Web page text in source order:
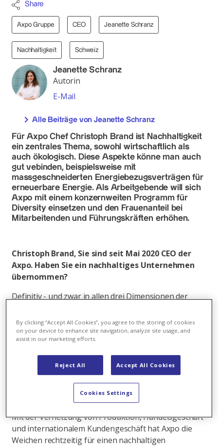
Share
Axpo Gruppe CEO Jeanette Schranz
Nachhaltigkeit Schweiz
Jeanette Schranz
Autorin
E-Mail
Alle Beiträge von Jeanette Schranz
Für Axpo Chef Christoph Brand ist Nachhaltigkeit
ein zentrales Thema, sowohl wirtschaftlich als
auch ökologisch. Diese Aspekte könne man auch
gut vebinden, beispielsweise mit
massgeschneiderten Energiebezugsverträgen für
erneuerbare Energie. Als Arbeitgebende will sich
Axpo mit einem konzernweiten Programm für
Diversity einsetzen und den Frauenanteil bei
Mitarbeitenden und Führungskräften erhöhen.
Christoph Brand, Sie sind seit Mai 2020 CEO der
Axpo. Haben Sie ein nachhaltiges Unternehmen
übernommen?
Definitiv - und zwar in allen drei Dimensionen der
Basis. Ökologisch sind wir als grösste Schweizer
Produzentin von erneuerbarer Energie gut
unterwegs. Und als relevantes Unternehmen und
verantwortungsvolle Arbeitgeberin nehmen wir auch
eine wichtige gesellschaftliche Rolle wahr.
Wie machen Sie die wirtschaftliche
Nachhaltigkeit fest?
Mit der Vernetzung von Produktion, Handelsgeschäft
und internationalem Kundengeschäft hat Axpo die
Weichen rechtzeitig für einen nachhaltigen
By clicking “Accept All Cookies”, you agree to the storing of cookies
on your device to enhance site navigation, analyze site usage, and
assist in our marketing efforts.
Reject All Accept All Cookies
Cookies Settings